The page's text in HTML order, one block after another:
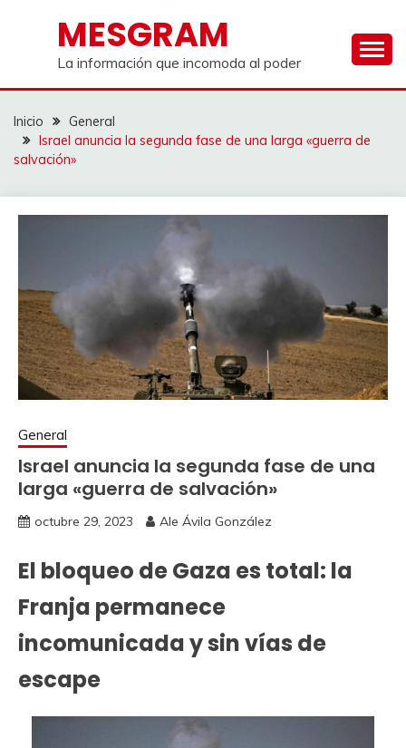
contenidoMESGRAM
La información que incomoda al poder
Inicio
General
Israel anuncia la segunda fase de una larga «guerra de
salvación»
General
Israel anuncia la segunda fase de una
larga «guerra de salvación»
octubre 29, 2023 Ale Ávila González
El bloqueo de Gaza es total: la
Franja permanece
incomunicada y sin vías de
escape